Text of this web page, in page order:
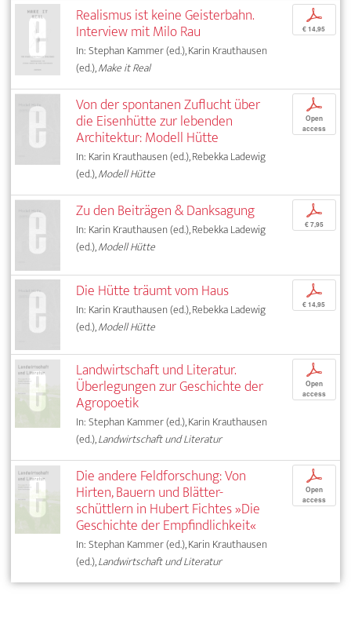
Realismus ist keine Geisterbahn.
Interview mit Milo Rau
In: Stephan Kammer (ed.), Karin Krauthausen
(ed.),Make it Real
p
€ 14,95
Von der spontanen Zuflucht über
die Eisenhütte zur lebenden
Architektur: Modell Hütte
In: Karin Krauthausen (ed.), Rebekka Ladewig
(ed.),Modell Hütte
p
Open
access
Zu den Beiträgen & Danksagung
In: Karin Krauthausen (ed.), Rebekka Ladewig
(ed.),Modell Hütte
p
€ 7,95
Die Hütte träumt vom Haus
In: Karin Krauthausen (ed.), Rebekka Ladewig
(ed.),Modell Hütte
p
€ 14,95
Landwirtschaft und Literatur.
Überlegungen zur Geschichte der
Agropoetik
In: Stephan Kammer (ed.), Karin Krauthausen
(ed.),Landwirtschaft und Literatur
p
Open
access
Die andere Feldforschung: Von
Hirten, Bauern und Blätter­-
schüttlern in Hubert Fichtes »Die
Geschichte der Empfindlichkeit«
In: Stephan Kammer (ed.), Karin Krauthausen
(ed.),Landwirtschaft und Literatur
p
Open
access